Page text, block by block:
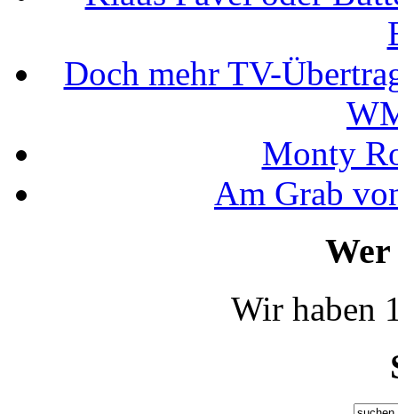
Doch mehr TV-
Monty
Am Grab
Wir haben